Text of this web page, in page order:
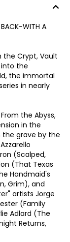
BACK-WITH A
the Crypt, Vault
the
the immortal
in nearly
the Abyss,
in the
grave by the
(Scalped,
(That Texas
Handmaid's
Grim), and
artists Jorge
(Family
Adlard (The
Returns,